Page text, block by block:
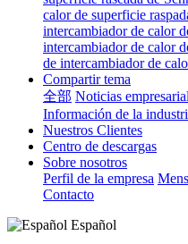
calor de superficie
intercambiador de calor
intercambiador de calor
de intercambiador de
Compartir tema
全部 Noticias
Información de la
Nuestros Clientes
Centro de descargas
Sobre nosotros
Perfil de la empresa
Contacto
Español